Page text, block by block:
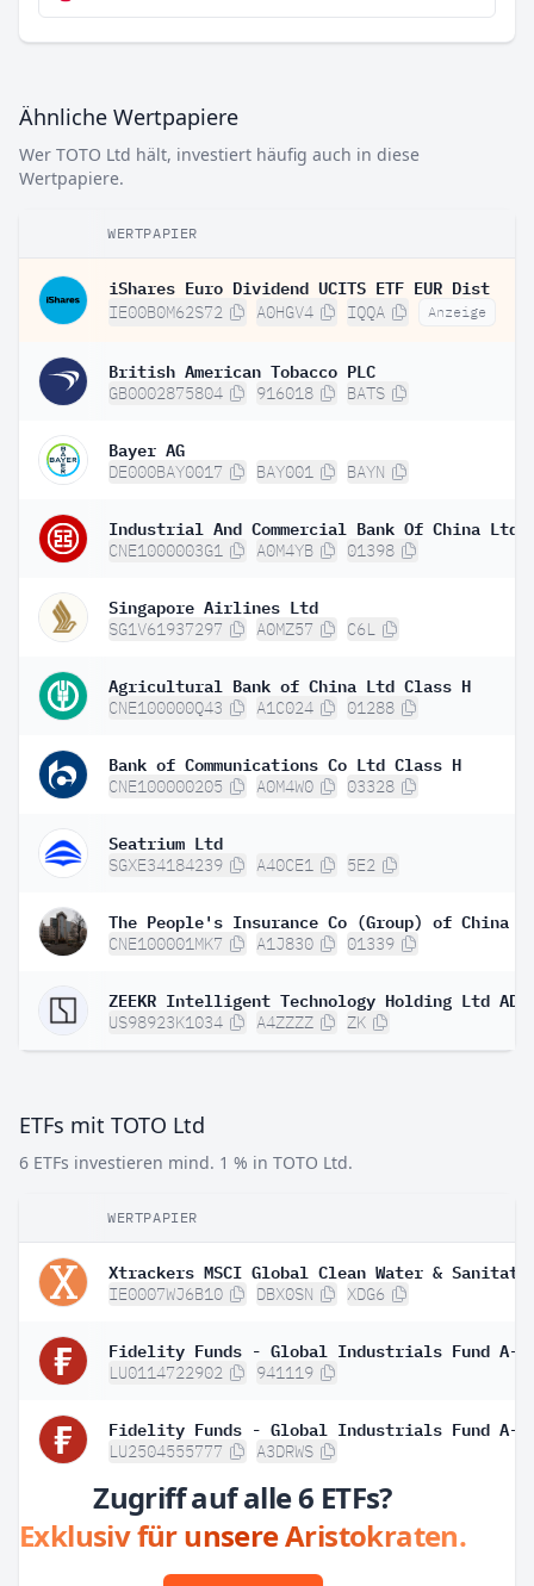
Ähnliche Wertpapiere
Wer TOTO Ltd hält, investiert häufig auch in diese
Wertpapiere.
WERTPAPIER
iShares Euro Dividend UCITS ETF EUR Dist
IE00B0M62S72 A0HGV4 IQQA Anzeige
British American Tobacco PLC
GB0002875804 916018 BATS
Bayer AG
DE000BAY0017 BAY001 BAYN
CNE1000003G1 A0M4YB 01398
Singapore Airlines Ltd
SG1V61937297 A0MZ57 C6L
Agricultural Bank of China Ltd Class H
CNE100000Q43 A1C024 01288
Bank of Communications Co Ltd Class H
CNE100000205 A0M4W0 03328
Seatrium Ltd
SGXE34184239 A40CE1 5E2
CNE100001MK7 A1J830 01339
ZEEKR Intelligent Technology Holding Ltd ADR
US98923K1034 A4ZZZZ ZK
ETFs mit TOTO Ltd
6 ETFs investieren mind. 1 % in TOTO Ltd.
WERTPAPIER
IE0007WJ6B10 DBX0SN XDG6
LU0114722902 941119
LU2504555777 A3DRWS
Zugriff auf alle 6 ETFs?
Exklusiv für unsere Aristokraten.